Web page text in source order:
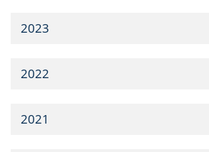
2023
2022
2021